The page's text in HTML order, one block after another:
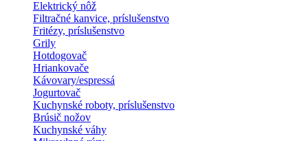
Elektrický nôž
Filtračné kanvice, príslušenstvo
Fritézy, príslušenstvo
Grily
Hotdogovač
Hriankovače
Kávovary/espressá
Jogurtovač
Kuchynské roboty, príslušenstvo
Brúsič nožov
Kuchynské váhy